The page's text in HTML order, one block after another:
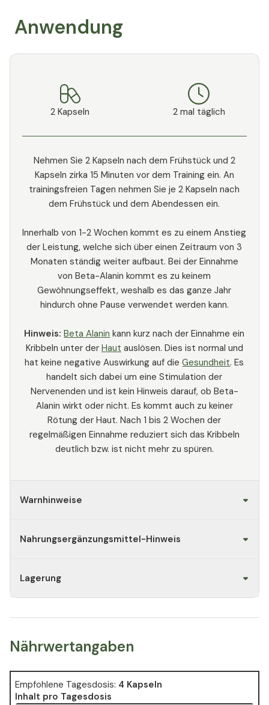
Anwendung
2 Kapseln 2 mal täglich
Nehmen Sie 2 Kapseln nach dem Frühstück und 2
Kapseln zirka 15 Minuten vor dem Training ein. An
trainingsfreien Tagen nehmen Sie je 2 Kapseln nach
dem Frühstück und dem Abendessen ein.
Innerhalb von 1-2 Wochen kommt es zu einem Anstieg
der Leistung, welche sich über einen Zeitraum von 3
Monaten ständig weiter aufbaut. Bei der Einnahme
von Beta-Alanin kommt es zu keinem
Gewöhnungseffekt, weshalb es das ganze Jahr
hindurch ohne Pause verwendet werden kann.
Hinweis: Beta Alanin kann kurz nach der Einnahme ein
Kribbeln unter der Haut auslösen. Dies ist normal und
hat keine negative Auswirkung auf dieGesundheit. Es
handelt sich dabei um eine Stimulation der
Nervenenden und ist kein Hinweis darauf, ob Beta-
Alanin wirkt oder nicht. Es kommt auch zu keiner
Rötung der Haut. Nach 1 bis 2 Wochen der
regelmäßigen Einnahme reduziert sich das Kribbeln
deutlich bzw. ist nicht mehr zu spüren.
Warnhinweise
Nahrungsergänzungsmittel-Hinweis
Lagerung
Nährwertangaben
Empfohlene Tagesdosis: 4 Kapseln
Inhalt pro Tagesdosis